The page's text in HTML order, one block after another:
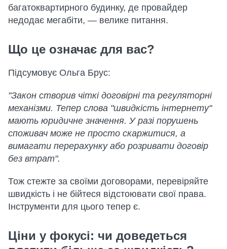
багатоквартирного будинку, де провайдер
недодає мегабіти, — велике питання.
Що це означає для вас?
Підсумовує Ольга Брус:
"Закон створив чіткі договірні та регуляторні
механізми. Тепер слова "швидкість інтернету"
мають юридичне значення. У разі порушень
споживач може не просто скаржитися, а
вимагати перерахунку або розривати договір
без втрат".
Тож стежте за своїми договорами, перевіряйте
швидкість і не бійтеся відстоювати свої права.
Інструменти для цього тепер є.
Ціни у фокусі: чи доведеться